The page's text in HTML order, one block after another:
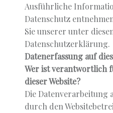
Ausführliche
Datenschutz
Sie unserer unter
Datenschutzerklärung.
Datenerfassung auf
Wer ist verantwortlich
dieser Website?
Die Datenverarbeitung
durch den